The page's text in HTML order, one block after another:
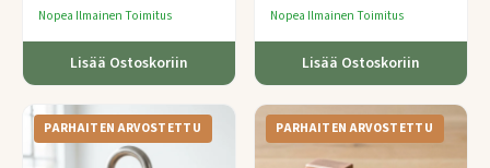
Nopea Ilmainen Toimitus
Lisää Ostoskoriin
Nopea Ilmainen Toimitus
Lisää Ostoskoriin
PARHAITEN ARVOSTETTU PARHAITEN ARVOSTETTU